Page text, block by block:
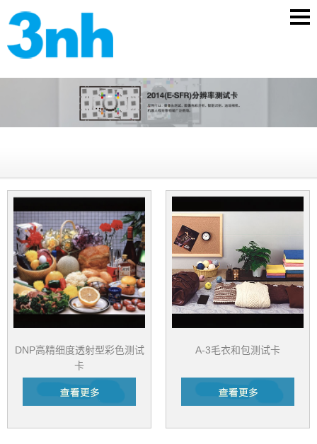
DNP高精细度透射型彩色测试
卡
A-3毛衣和包测试卡